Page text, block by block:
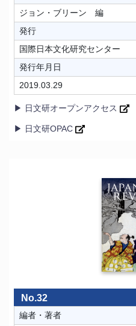
ジョン・ブリーン 編
発行
国際日本文化研究センター
発行年月日
2019.03.29
▶ 日文研オープンアクセス
▶ 日文研OPAC
No.32
編者・著者